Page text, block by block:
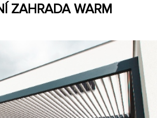
ZAHRADA WARM